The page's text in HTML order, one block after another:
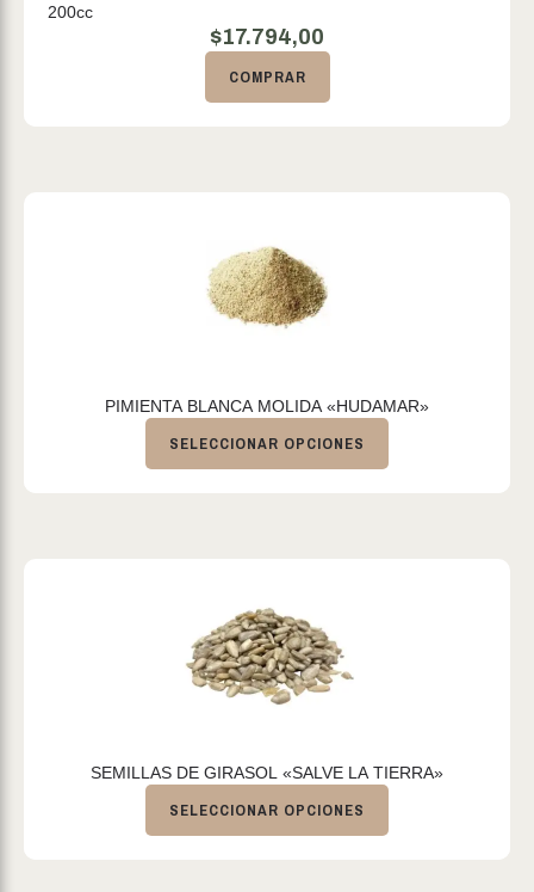
200cc
$17.794,00
COMPRAR
PIMIENTA BLANCA MOLIDA «HUDAMAR»
SELECCIONAR OPCIONES
SEMILLAS DE GIRASOL «SALVE LA TIERRA»
SELECCIONAR OPCIONES